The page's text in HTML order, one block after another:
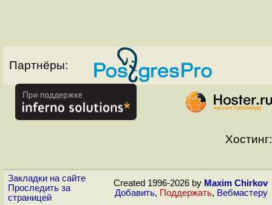
Партнёры:
Хостинг:
Закладки на сайте
Проследить за
страницей
Created 1996-2026 by Maxim Chirkov
Добавить, Поддержать, Вебмастеру